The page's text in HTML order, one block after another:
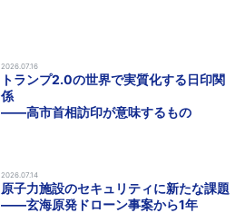
2026.07.16
トランプ2.0の世界で実質化する日印関
係
――高市首相訪印が意味するもの
2026.07.14
原子力施設のセキュリティに新たな課題
――玄海原発ドローン事案から1年